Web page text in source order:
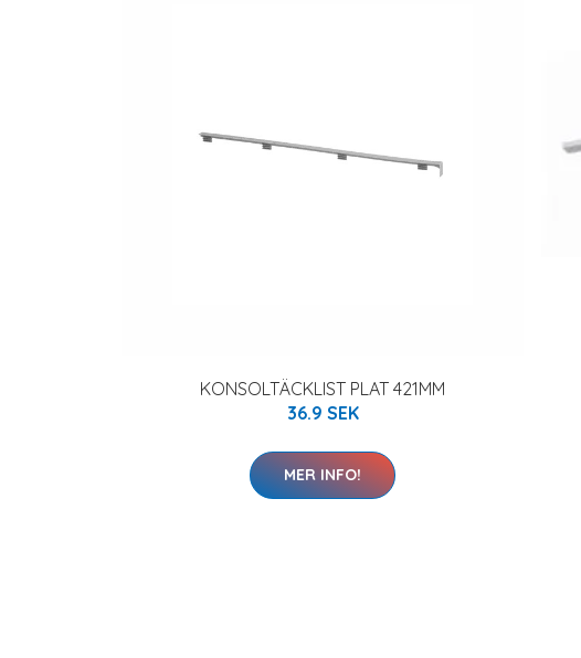
KONSOLTÄCKLIST PLAT 421MM
36.9 SEK
MER INFO!